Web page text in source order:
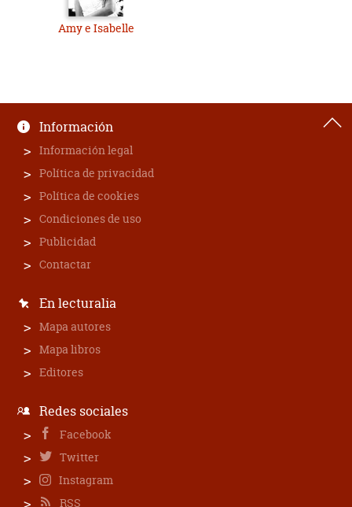
Amy e Isabelle
Información
Información legal
Política de privacidad
Política de cookies
Condiciones de uso
Publicidad
Contactar
En lecturalia
Mapa autores
Mapa libros
Editores
Redes sociales
Facebook
Twitter
Instagram
RSS